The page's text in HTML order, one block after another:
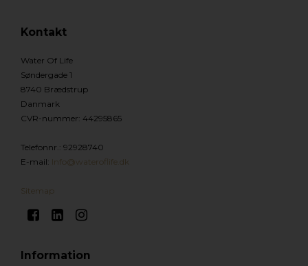
Kontakt
Water Of Life
Søndergade 1
8740 Brædstrup
Danmark
CVR-nummer: 44295865
Telefonnr.: 92928740
E-mail: Info@wateroflife.dk
Sitemap
Information